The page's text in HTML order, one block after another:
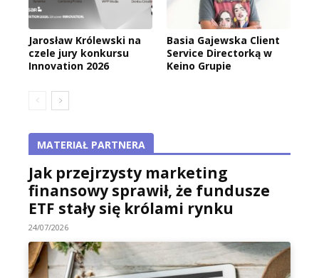
Jarosław Królewski na
czele jury konkursu
Innovation 2026
Basia Gajewska Client
Service Directorką w
Keino Grupie
MATERIAŁ PARTNERA
Jak przejrzysty marketing
finansowy sprawił, że fundusze
ETF stały się królami rynku
24/07/2026